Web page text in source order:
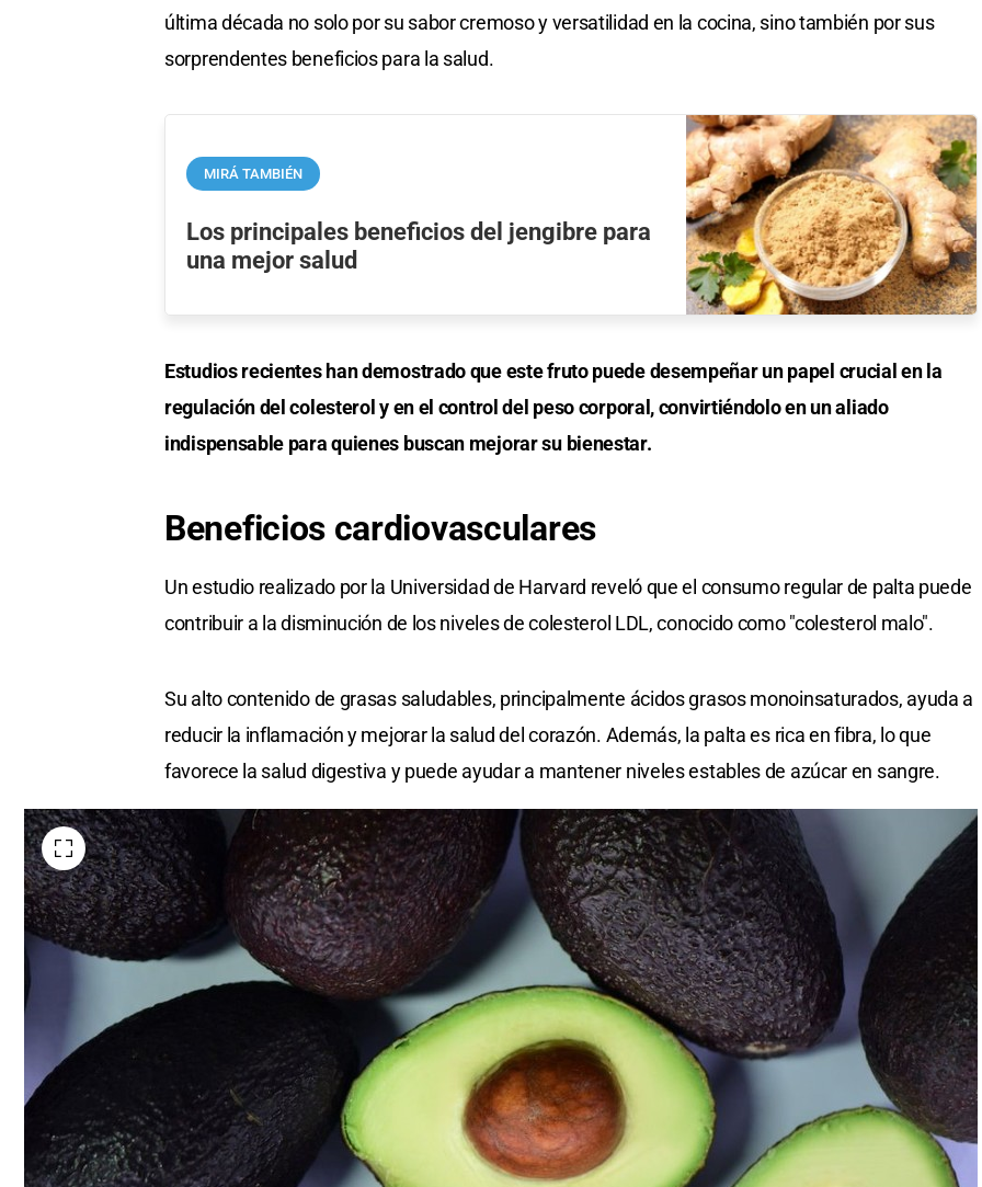
última década no solo por su sabor cremoso y versatilidad en la cocina, sino también por sus
sorprendentes beneficios para la salud.
MIRÁ TAMBIÉN
Los principales beneficios del jengibre para
una mejor salud
Estudios recientes han demostrado que este fruto puede desempeñar un papel crucial en la
regulación del colesterol y en el control del peso corporal, convirtiéndolo en un aliado
indispensable para quienes buscan mejorar su bienestar.
Beneficios cardiovasculares
Un estudio realizado por la Universidad de Harvard reveló que el consumo regular de palta puede
contribuir a la disminución de los niveles de colesterol LDL, conocido como "colesterol malo".
Su alto contenido de grasas saludables, principalmente ácidos grasos monoinsaturados, ayuda a
reducir la inflamación y mejorar la salud del corazón. Además, la palta es rica en fibra, lo que
favorece la salud digestiva y puede ayudar a mantener niveles estables de azúcar en sangre.